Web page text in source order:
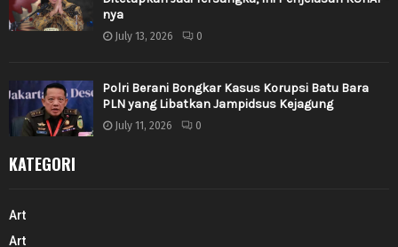
nya
July 13, 2026 0
Polri Berani Bongkar Kasus Korupsi Batu Bara
PLN yang Libatkan Jampidsus Kejagung
July 11, 2026 0
KATEGORI
Art
Art